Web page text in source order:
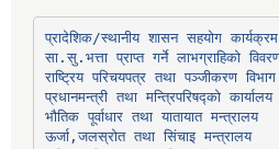
प्रादेशिक/स्थानीय शासन सहयोग कार्यक्रम
राष्ट्रिय परिचयपत्र तथा पञ्‍जीकरण विभाग
प्रधानमन्त्री तथा मन्त्रिपरिषद्को कार्यालय
भौतिक पूर्वाधार तथा यातायात मन्त्रालय
ऊर्जा,जलस्रोत तथा सिंचाइ मन्त्रालय